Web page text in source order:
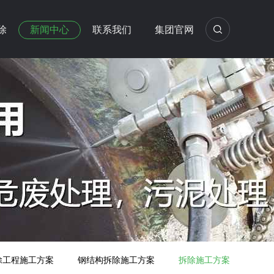
新闻中心 联系我们 集团官网
工程施工方案 钢结构拆除施工方案 拆除施工方案